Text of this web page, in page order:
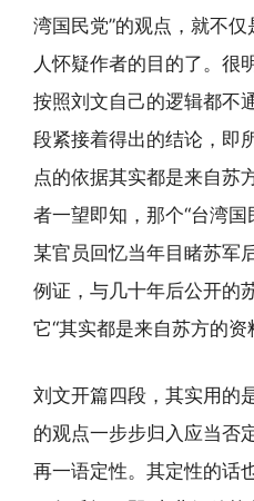
湾国民党”的观点，就不
人怀疑作者的目的了。很
按照刘文自己的逻辑都不
段紧接着得出的结论，即
点的依据其实都是来自苏
者一望即知，那个“台湾
某官员回忆当年目睹苏军
例证，与几十年后公开的
它“其实都是来自苏方的资
刘文开篇四段，其实用的
的观点一步步归入应当否
再一语定性。其定性的话